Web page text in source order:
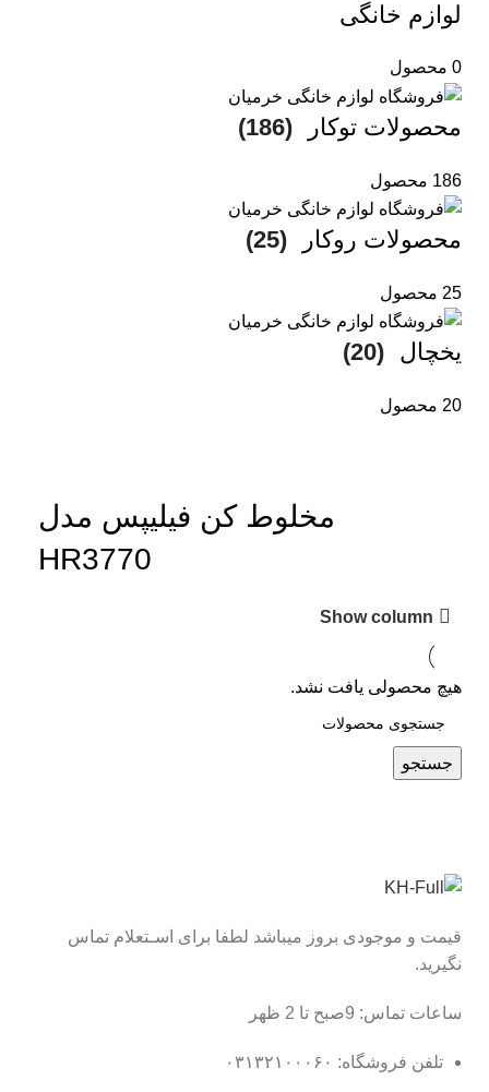
لوازم خانگی
0 محصول
محصولات توکار (186)
186 محصول
محصولات روکار (25)
25 محصول
یخچال (20)
20 محصول
مخلوط کن فیلیپس مدل
HR3770
Show column
هیچ محصولی یافت نشد.
جستجو
قیمت و موجودی بروز میباشد لطفا برای اسـتعلام تماس
نگیرید.
ساعات تماس: 9صبح تا 2 ظهر
تلفن فروشگاه: ۰۳۱۳۲۱۰۰۰۶۰